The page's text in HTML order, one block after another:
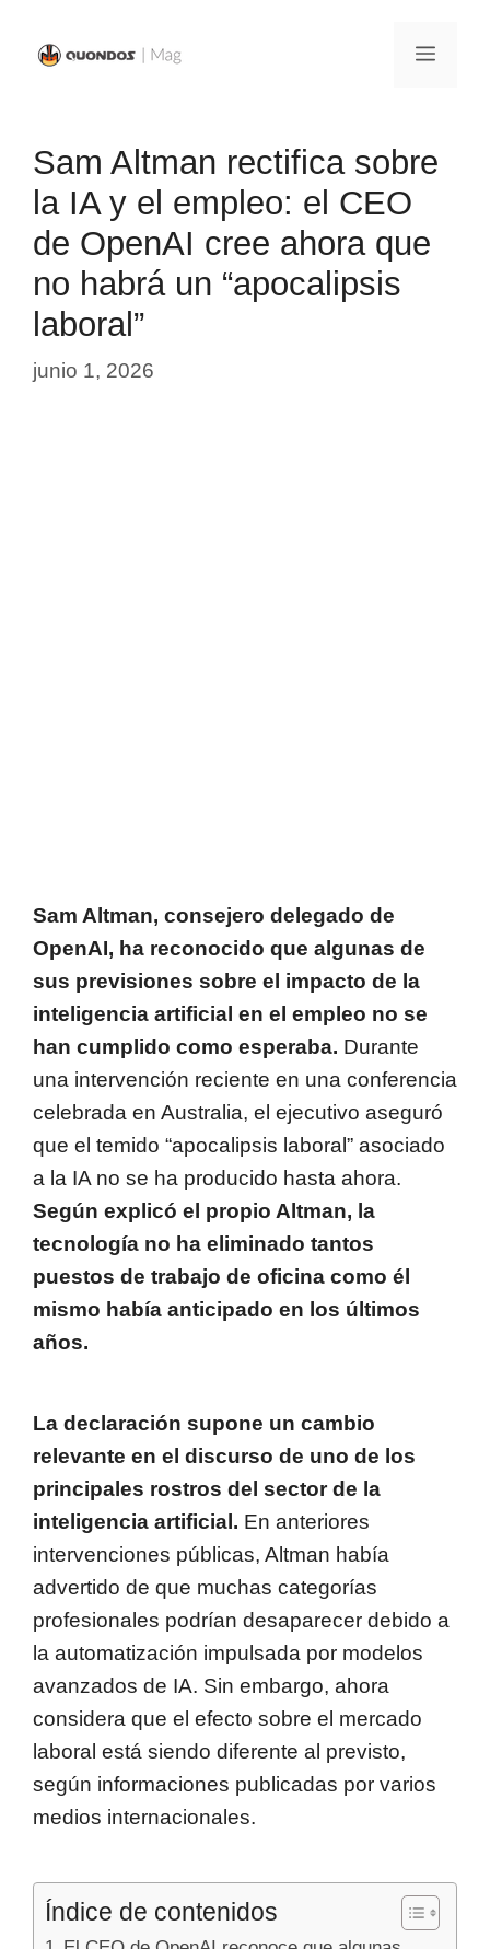
Menú
Sam Altman rectifica sobre
la IA y el empleo: el CEO
de OpenAI cree ahora que
no habrá un “apocalipsis
laboral”
junio 1, 2026
Sam Altman, consejero delegado de
OpenAI, ha reconocido que algunas de
sus previsiones sobre el impacto de la
inteligencia artificial en el empleo no se
han cumplido como esperaba. Durante
una intervención reciente en una conferencia
celebrada en Australia, el ejecutivo aseguró
que el temido “apocalipsis laboral” asociado
a la IA no se ha producido hasta ahora.
Según explicó el propio Altman, la
tecnología no ha eliminado tantos
puestos de trabajo de oficina como él
mismo había anticipado en los últimos
años.
La declaración supone un cambio
relevante en el discurso de uno de los
principales rostros del sector de la
inteligencia artificial. En anteriores
intervenciones públicas, Altman había
advertido de que muchas categorías
profesionales podrían desaparecer debido a
la automatización impulsada por modelos
avanzados de IA. Sin embargo, ahora
considera que el efecto sobre el mercado
laboral está siendo diferente al previsto,
según informaciones publicadas por varios
medios internacionales.
Índice de contenidos